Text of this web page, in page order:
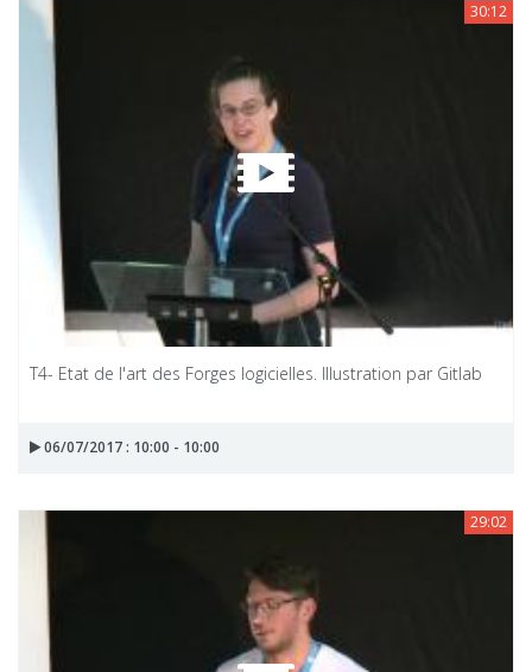
30:12
T4- Etat de l'art des Forges logicielles. Illustration par Gitlab
06/07/2017 : 10:00 - 10:00
29:02